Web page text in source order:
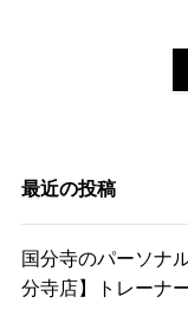
最近の投稿
国分寺のパーソナ
分寺店】トレーナ